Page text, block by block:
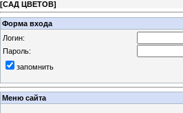
[САД ЦВЕТОВ]
Форма входа
Логин:
Пароль:
запомнить
Меню сайта